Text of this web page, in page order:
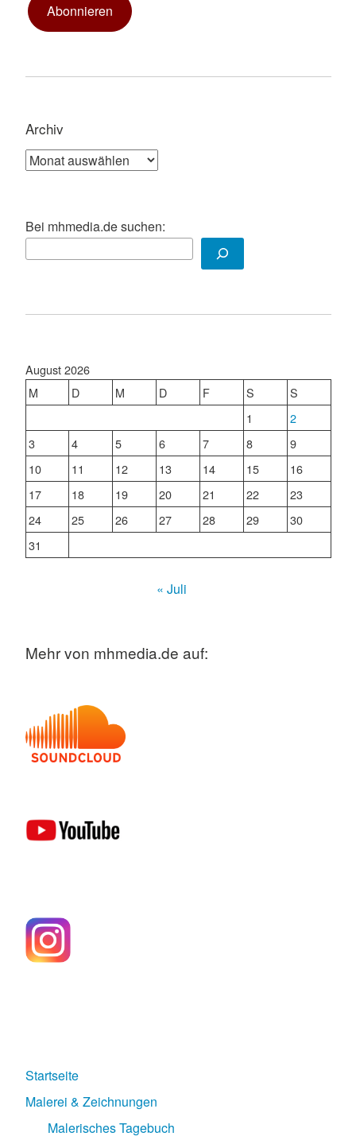
Abonnieren
Archiv
Archiv
Bei mhmedia.de suchen:
August 2026
M
D M D F S
S
1
2
3
4 5 6 7 8
9
10
11 12 13 14 15
16
17
18 19 20 21 22
23
24
25 26 27 28 29
30
31
« Juli
Mehr von mhmedia.de auf:
Startseite
Malerei & Zeichnungen
Malerisches Tagebuch